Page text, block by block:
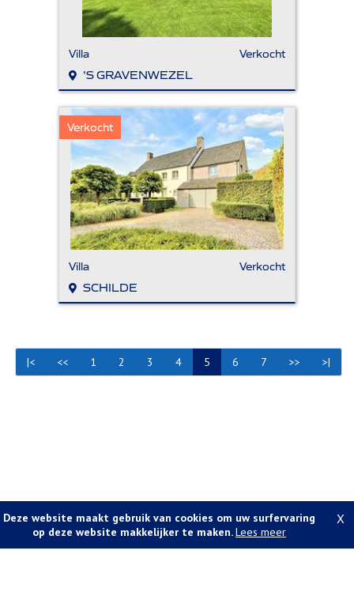
Deze website maakt gebruik van cookies om uw surfervaring
op deze website makkelijker te maken.Lees meer
X
Villa Verkocht
'S GRAVENWEZEL
Verkocht
Villa Verkocht
SCHILDE
|< << 1 2 3 4 5 6 7 >> >|